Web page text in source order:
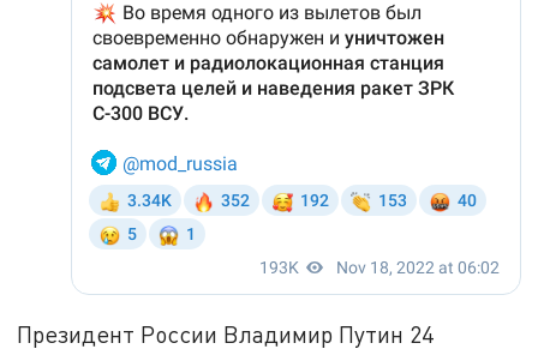
Президент России Владимир Путин 24